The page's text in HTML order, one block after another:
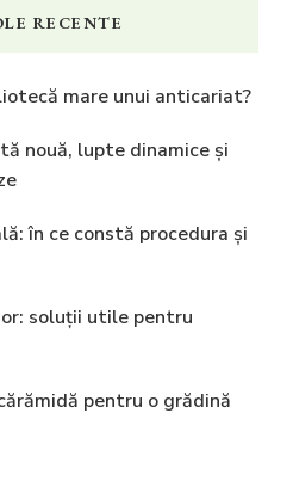
RECENTE
mare unui anticariat?
nouă, lupte dinamice și
în ce constă procedura și
soluții utile pentru
pentru o grădină